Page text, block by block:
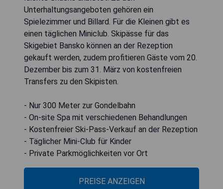
Unterhaltungsangeboten gehören ein
Spielezimmer und Billard. Für die Kleinen gibt es
einen täglichen Miniclub. Skipässe für das
Skigebiet Bansko können an der Rezeption
gekauft werden, zudem profitieren Gäste vom 20.
Dezember bis zum 31. März von kostenfreien
Transfers zu den Skipisten.
- Nur 300 Meter zur Gondelbahn
- On-site Spa mit verschiedenen Behandlungen
- Kostenfreier Ski-Pass-Verkauf an der Rezeption
- Täglicher Mini-Club für Kinder
- Private Parkmöglichkeiten vor Ort
PREISE ANZEIGEN